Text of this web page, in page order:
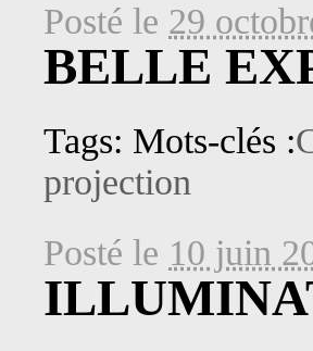
Posté le 29
BELLE
Tags: Mots-clés :
projection
Posté le 10 juin